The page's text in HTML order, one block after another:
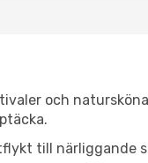
och
till närliggande